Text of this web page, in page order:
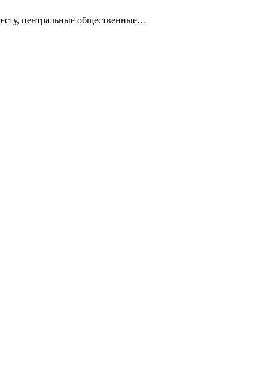
центральные общественные…